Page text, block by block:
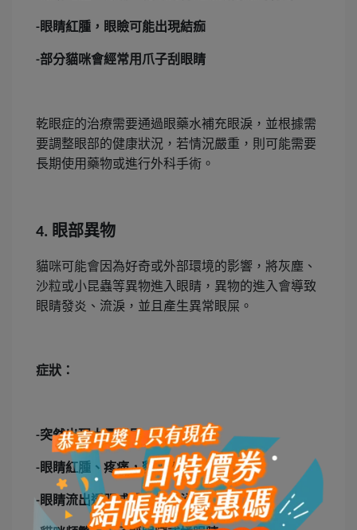
-眼睛紅腫，眼瞼可能出現結痂
-部分貓咪會經常用爪子刮眼睛
乾眼症的治療需要通過眼藥水補充眼淚，並根據需
要調整眼部的健康狀況，若情況嚴重，則可能需要
長期使用藥物或進行外科手術。
4. 眼部異物
貓咪可能會因為好奇或外部環境的影響，將灰塵、
沙粒或小昆蟲等異物進入眼睛，異物的進入會導致
眼睛發炎、流淚，並且產生異常眼屎。
症狀：
-突然出現大量眼屎
-眼睛紅腫、疼痛，貓咪不願意張開眼睛
-眼睛流出透明或膿狀的分泌物